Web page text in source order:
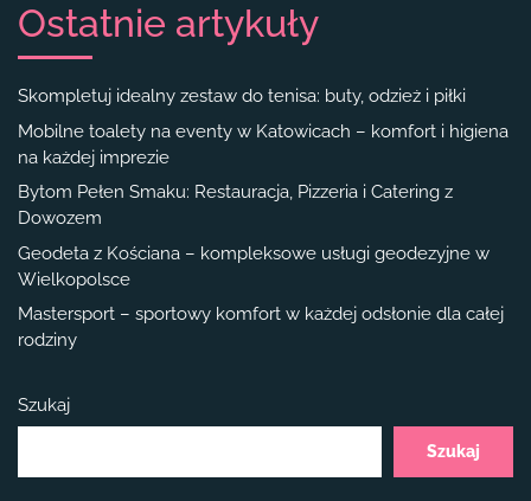
Ostatnie artykuły
Skompletuj idealny zestaw do tenisa: buty, odzież i piłki
Mobilne toalety na eventy w Katowicach – komfort i higiena
na każdej imprezie
Bytom Pełen Smaku: Restauracja, Pizzeria i Catering z
Dowozem
Geodeta z Kościana – kompleksowe usługi geodezyjne w
Wielkopolsce
Mastersport – sportowy komfort w każdej odsłonie dla całej
rodziny
Szukaj
Szukaj